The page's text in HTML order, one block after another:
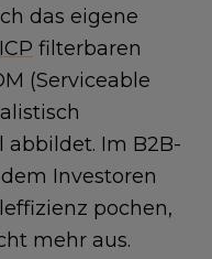
das eigene
ICP filterbaren
(Serviceable
Im B2B-
Investoren
pochen,
mehr aus.